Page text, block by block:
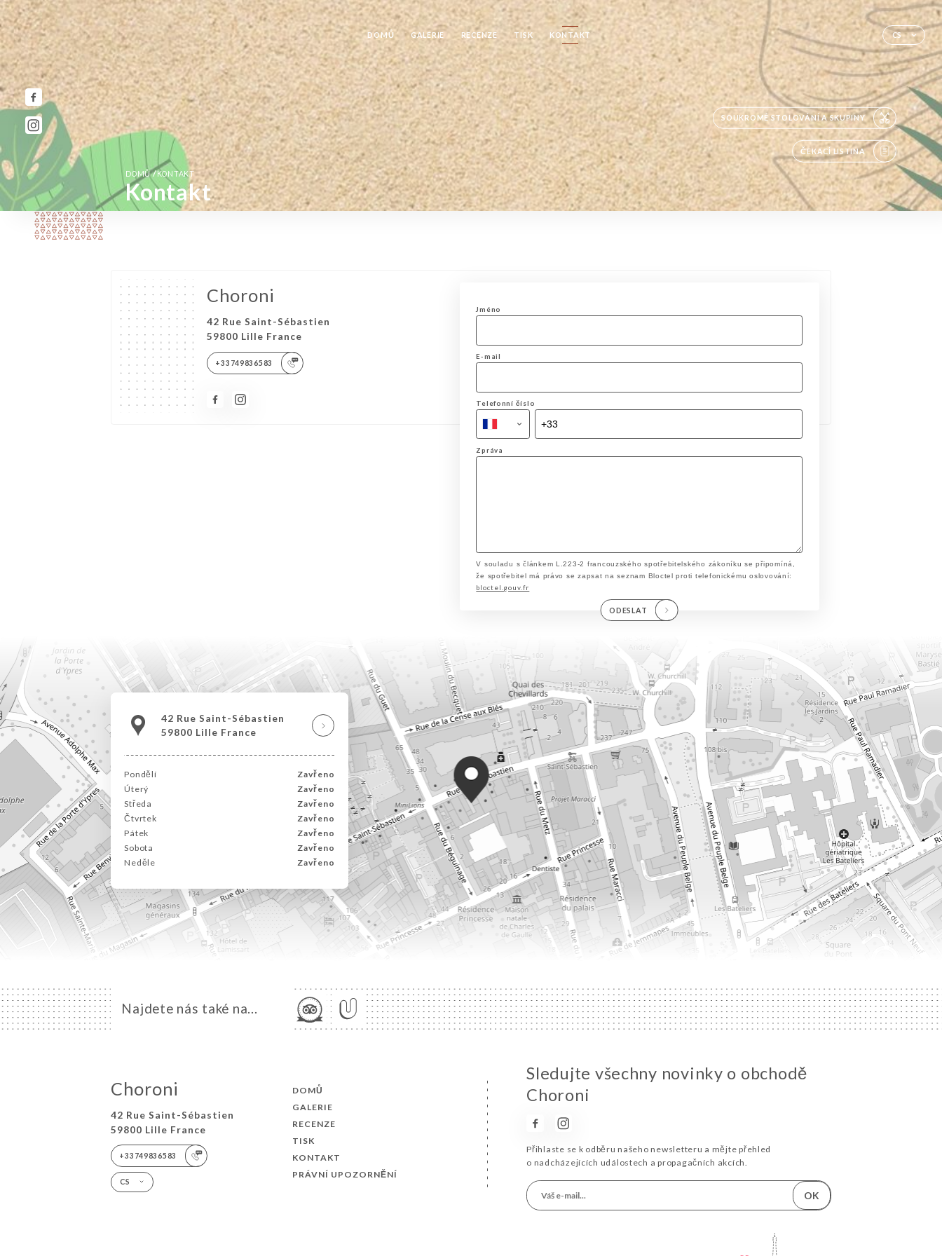
CS
DOMŮ GALERIE RECENZE TISK KONTAKT
SOUKROMÉ STOLOVÁNÍ A SKUPINY
ČEKACÍ LISTINA
DOMŮ/ KONTAKT
Kontakt
Choroni
42 Rue Saint-Sébastien
59800 Lille France
+33749836583
Jméno
E-mail
Telefonní číslo
Zpráva
V souladu s článkem L.223-2 francouzského spotřebitelského zákoníku se připomíná,
že spotřebitel má právo se zapsat na seznam Bloctel proti telefonickému oslovování:
bloctel.gouv.fr
ODESLAT
42 Rue Saint-Sébastien
59800 Lille France
Pondělí
Zavřeno
Úterý
Zavřeno
Středa
Zavřeno
Čtvrtek
Zavřeno
Pátek
Zavřeno
Sobota
Zavřeno
Neděle
Zavřeno
Najdete nás také na...
Choroni
42 Rue Saint-Sébastien
59800 Lille France
+33749836583
CS
DOMŮ
GALERIE
RECENZE
TISK
KONTAKT
PRÁVNÍ UPOZORNĚNÍ
Sledujte všechny novinky o obchodě
Choroni
Přihlaste se k odběru našeho newsletteru a mějte přehled
o nadcházejících událostech a propagačních akcích.
OK